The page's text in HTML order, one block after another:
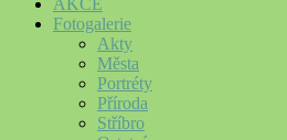
Fotogalerie
Akty
Města
Portréty
Příroda
Stříbro